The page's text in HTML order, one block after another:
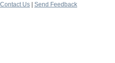
Contact Us
Send Feedback